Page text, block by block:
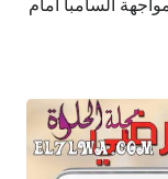
مواجهة السامبا أمام